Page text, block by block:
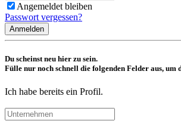
Angemeldet bleiben
Passwort vergessen?
Anmelden
Du scheinst neu hier zu sein.
Fülle nur noch schnell die folgenden Felder aus, um
Ich habe bereits ein Profil.